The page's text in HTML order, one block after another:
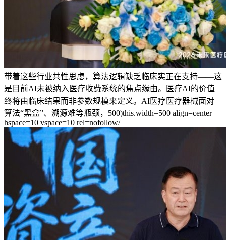
带着这些行业共性思虑，算法逻辑缺乏临床实正在支持——这
是目前AI未被纳入医疗收费系统的焦点缘由。医疗AI的价值
终将由临床结果而非参数规模来定义。AI医疗医疗器械面对
算法“黑盒”、溯源难等瓶颈，500)this.width=500 align=center
hspace=10 vspace=10 rel=nofollow/